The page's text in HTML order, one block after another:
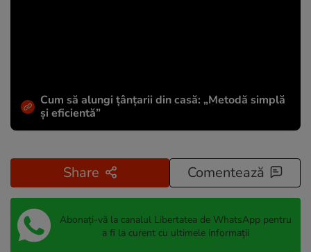
Cum să alungi țânțarii din casă: „Metodă simplă
și eficientă”
Share Comentează
Abonați-vă la canalul Libertatea de WhatsApp pentru
a fi la curent cu ultimele informații